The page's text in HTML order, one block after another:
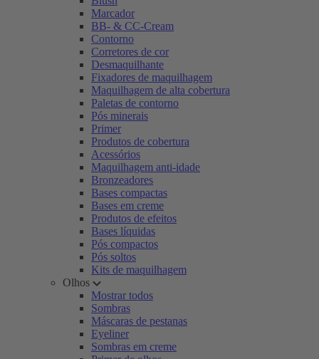
Marcador
BB- & CC-Cream
Contorno
Corretores de cor
Desmaquilhante
Fixadores de maquilhagem
Maquilhagem de alta cobertura
Paletas de contorno
Pós minerais
Primer
Produtos de cobertura
Acessórios
Maquilhagem anti-idade
Bronzeadores
Bases compactas
Bases em creme
Produtos de efeitos
Bases líquidas
Pós compactos
Pós soltos
Kits de maquilhagem
Olhos
Mostrar todos
Sombras
Máscaras de pestanas
Eyeliner
Sombras em creme